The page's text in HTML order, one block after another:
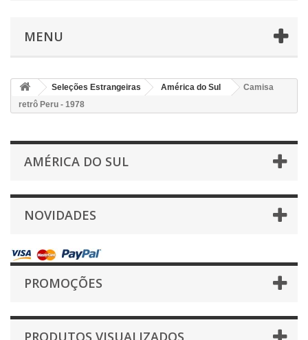
MENU
Seleções Estrangeiras América do Sul
Camisa
retrô Peru - 1978
AMÉRICA DO SUL
NOVIDADES
PROMOÇÕES
PRODUTOS VISUALIZADOS